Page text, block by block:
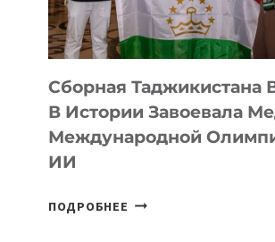
CYBER
STEPPE
Сборная Таджикистана
В Истории Завоевала
Международной
ИИ
ПОДРОБНЕЕ СБОРНАЯ